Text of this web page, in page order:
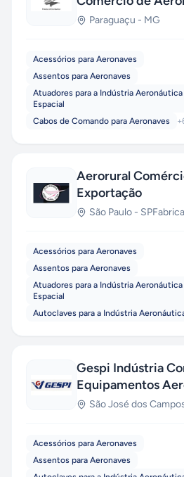
Paraguaçu - MG
Acessórios para Aeronaves
Assentos para Aeronaves
Atuadores para a Indústria Aeronáutica
Espacial
Cabos de Comando para Aeronaves
+
Aerorural
Exportação
São Paulo - SP
Acessórios para Aeronaves
Assentos para Aeronaves
Atuadores para a Indústria Aeronáutica
Espacial
Autoclaves para a Indústria
Gespi Indústria
Equipamentos
São José dos
Acessórios para Aeronaves
Assentos para Aeronaves